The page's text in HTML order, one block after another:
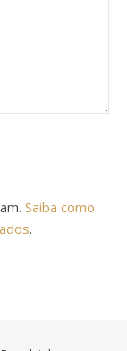
Saiba como
.